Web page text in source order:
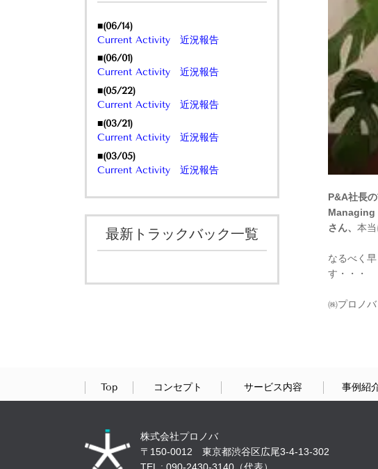
P&A社長
Managing
さん、 本当
なるべく
す・・・
㈱プロノ
■(06/14)
Current Activity 近況報告
■(06/01)
Current Activity 近況報告
■(05/22)
Current Activity 近況報告
■(03/21)
Current Activity 近況報告
■(03/05)
Current Activity 近況報告
最新トラックバック一覧
Top コンセプト サービス内容 事例紹
株式会社プロノバ
〒150-0012 東京都渋谷区広尾3-4-13-302